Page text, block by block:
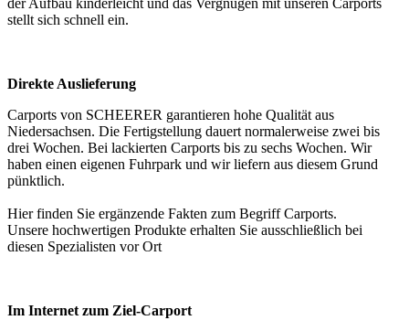
der Aufbau kinderleicht und das Vergnügen mit unseren Carports
stellt sich schnell ein.
Direkte Auslieferung
Carports von SCHEERER garantieren hohe Qualität aus
Niedersachsen. Die Fertigstellung dauert normalerweise zwei bis
drei Wochen. Bei lackierten Carports bis zu sechs Wochen. Wir
haben einen eigenen Fuhrpark und wir liefern aus diesem Grund
pünktlich.
Hier finden Sie ergänzende Fakten zum BegriffCarports.
Unsere hochwertigen Produkte erhalten Sie ausschließlich bei
diesen Spezialisten vor Ort
Im Internet zum Ziel-Carport